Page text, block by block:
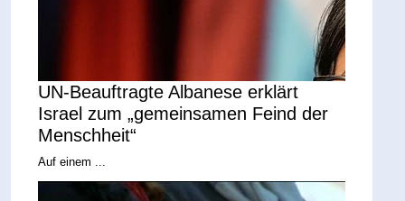
UN-Beauftragte Albanese erklärt
Israel zum „gemeinsamen Feind der
Menschheit“
Auf einem ...